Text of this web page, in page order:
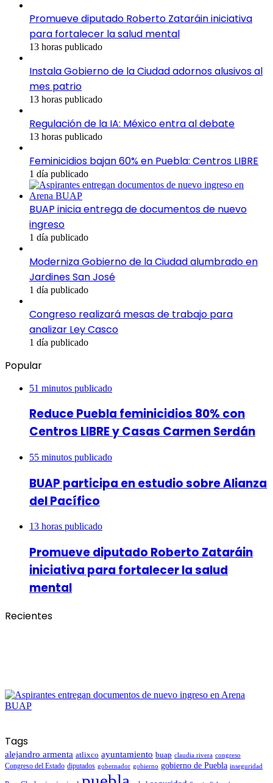
Promueve diputado Roberto Zataráin iniciativa
para fortalecer la salud mental
13 horas publicado
Instala Gobierno de la Ciudad adornos alusivos al
mes patrio
13 horas publicado
Regulación de la IA: México entra al debate
13 horas publicado
Feminicidios bajan 60% en Puebla: Centros LIBRE
1 día publicado
BUAP inicia entrega de documentos de nuevo
ingreso
1 día publicado
Moderniza Gobierno de la Ciudad alumbrado en
Jardines San José
1 día publicado
Congreso realizará mesas de trabajo para
analizar Ley Casco
1 día publicado
Popular
51 minutos publicado
Reduce Puebla feminicidios 80% con
Centros LIBRE y Casas Carmen Serdán
55 minutos publicado
BUAP participa en estudio sobre Alianza
del Pacífico
13 horas publicado
Promueve diputado Roberto Zataráin
iniciativa para fortalecer la salud
mental
Recientes
Tags
alejandro armenta atlixco ayuntamiento buap claudia rivera congreso
Congreso del Estado diputados gobernador gobierno gobierno de Puebla inseguridad